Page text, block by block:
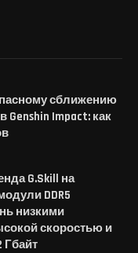
сближению
Genshin Impact: как
G.Skill на
DDR5
низкими
скоростью и
Гбайт